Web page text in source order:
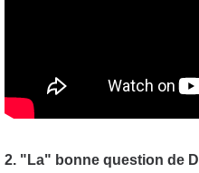
2. "La" bonne question de